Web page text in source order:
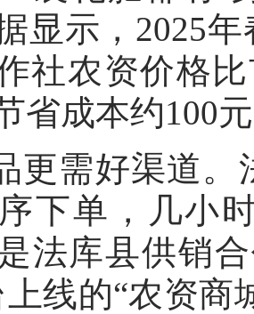
显示，2025
社农资价格
省成本约100
更需好渠道。
下单，几小
法库县供销
上线的“农资商